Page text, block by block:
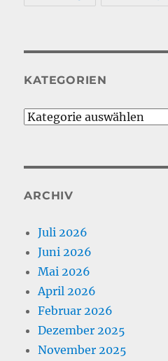
KATEGORIEN
Kategorien
ARCHIV
Juli 2026
Juni 2026
Mai 2026
April 2026
Februar 2026
Dezember 2025
November 2025